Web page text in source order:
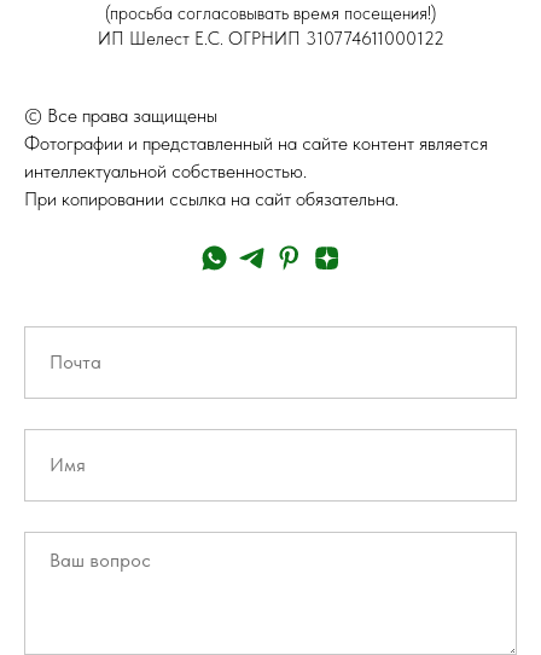
(просьба согласовывать время посещения!)
ИП Шелест Е.С. ОГРНИП 310774611000122
© Все права защищены
Фотографии и представленный на сайте контент является
интеллектуальной собственностью.
При копировании ссылка на сайт обязательна.